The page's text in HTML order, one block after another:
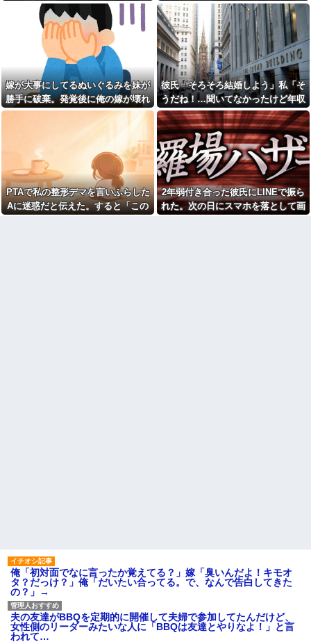
一人っ子母子家庭育ちワイ(26)
無職の母親が再婚するらしくて
【画像】ワイ底辺期間工の夕
食がこちらｗｗｗｗｗ
【画像】速水もこみちが新オ
ープンしたカフェ、サンドイッ
チ1つ3000円←コレは妥当だと思
う？？？？？？
【画像】美容師「…手は尽く
しました」陰キャ女子「…
ｯ！！」→結果をご覧くださいw
【オイィィィィィィ！！】秋
田県職員、ラ○ホテルと思われる
場所から記者会見に参加してし
まった結果w w w w w w w w
養子だと知った10歳の息子か
ら「本当の親に会いたい」と相
談された。正直に答えたら夫婦
私「初めて飲む味だけどなん
のお茶？」彼「ちっ！」私「」
【GIF】JSのカンチョーワロ
タ
後続車にクラクションを鳴ら
され彼氏が逆切れ。「何クラク
ション鳴らしてんだ！降りてこ
いよ！」と怒鳴りだし...
昨日の元旦に義実家に集まっ
た際に、私実家にいつ行こうか
って相談していたら義弟嫁が行
きたいと言い出した。私「なん
で？餅好きなの？」義弟嫁「」
←信じられない理由だっ
た・・・
義弟嫁「将来は実家のお金で
家を買う予定なの」私「え？う
ちの実家の？」→勝手な人生設
計を聞かされ絶句して…
年末にやってくるバカ実兄夫
婦に絶望…自分の部屋を追い出
され家事も増えるのに、一切手
伝わず放置子状態！親戚の前で
かばってあげてるのに「私が悪
いんですよね」と何もせず泣く
だけの義姉にイラ
【画像】人気女子アナさんの
谷〇厳選ｗｗｗｗ他
に相談したら...
いいよ」→後日、友人のSNSを見
て…
嫁が大事にしてるぬいぐるみを妹が
勝手に破棄。発覚後に俺の嫁が壊れ
た
彼氏「そろそろ結婚しよう」私「そ
うだね！…聞いてなかったけど年収
とかって聞いてもいい？」彼氏「2
億かな」私「……は？」
PTAで私の整形デマを言いふらした
Aに迷惑だと伝えた。すると「この
2年弱付き合った彼氏にLINEで振ら
れた。次の日にスマホを落として画
俺「初対面でなに言ったか覚えてる？」嫁「臭いんだよ！キモオ
タ？だっけ？」俺「だいたい合ってる。で、なんで告白してきた
の？」→
夫の友達がBBQを定期的に開催して夫婦で参加してたんだけど、
女性側のリーダーみたいな人に「BBQは友達とやりなよ！」と言
われて…